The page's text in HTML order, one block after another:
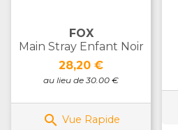
FOX
Main Stray Enfant Noir
Prix
28,20 €
au lieu de 30.00 €
 Vue Rapide